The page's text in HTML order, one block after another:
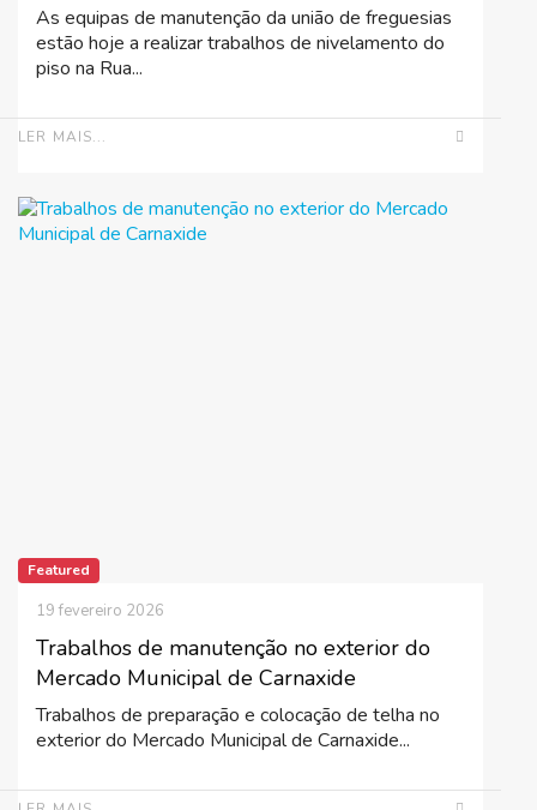
As equipas de manutenção da união de freguesias
estão hoje a realizar trabalhos de nivelamento do
piso na Rua...
LER MAIS...
Featured
Trabalhos de manutenção no exterior do
Mercado Municipal de Carnaxide
19 fevereiro 2026
Trabalhos de preparação e colocação de telha no
exterior do Mercado Municipal de Carnaxide...